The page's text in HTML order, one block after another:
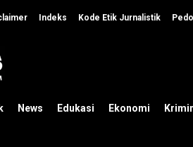
Indeks Kode Etik Jurnalistik
News Edukasi Ekonomi